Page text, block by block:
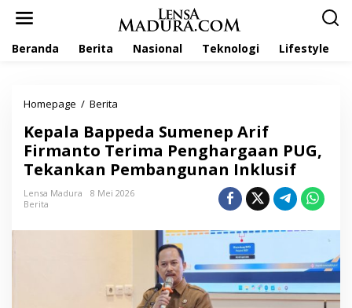
Beranda Berita Nasional Teknologi Lifestyle
Homepage / Berita
p
a
l
a
B
p
S
Kepala Bappeda Sumenep Arif
Firmanto Terima Penghargaan PUG,
Tekankan Pembangunan Inklusif
Lensa Madura
8 Mei 2026
Berita